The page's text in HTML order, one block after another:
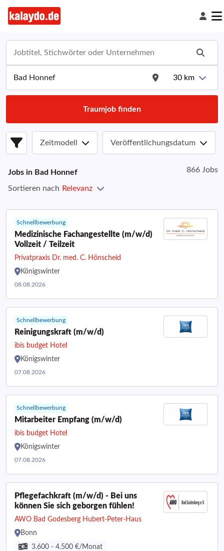
30 km
Traumjob finden
Zeitmodell Veröffentlichungsdatum
Jobs in Bad Honnef 866 Jobs
Sortieren nach Relevanz
Schnellbewerbung
Medizinische Fachangestellte (m/w/d)
Vollzeit / Teilzeit
Privatpraxis Dr. med. C. Hönscheid
Königswinter
08.08.2026
Schnellbewerbung
Reinigungskraft (m/w/d)
ibis budget Hotel
Königswinter
07.08.2026
Schnellbewerbung
Mitarbeiter Empfang (m/w/d)
ibis budget Hotel
Königswinter
07.08.2026
Pflegefachkraft (m/w/d) - Bei uns
können Sie sich geborgen fühlen!
AWO Bad Godesberg Hubert-Peter-Haus
Bonn
3.600 - 4.500 €/Monat